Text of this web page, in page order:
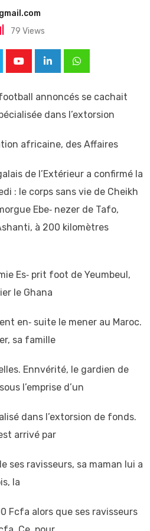
79 Views
LinkedInWhatsapp
annoncés se cachait
dans l’extorsion
africaine, des Affaires
de l’Extérieur a confirmé la
: le corps sans vie de Cheikh
Ebe‐ nezer de Tafo,
à 200 kilomètres
Es‐ prit foot de Yeumbeul,
le Ghana
en‐ suite le mener au Maroc.
sa famille
Ennvérité, le gardien de
l’emprise d’un
dans l’extorsion de fonds.
arrivé par
ses ravisseurs, sa maman lui a
la
Fcfa alors que ses ravisseurs